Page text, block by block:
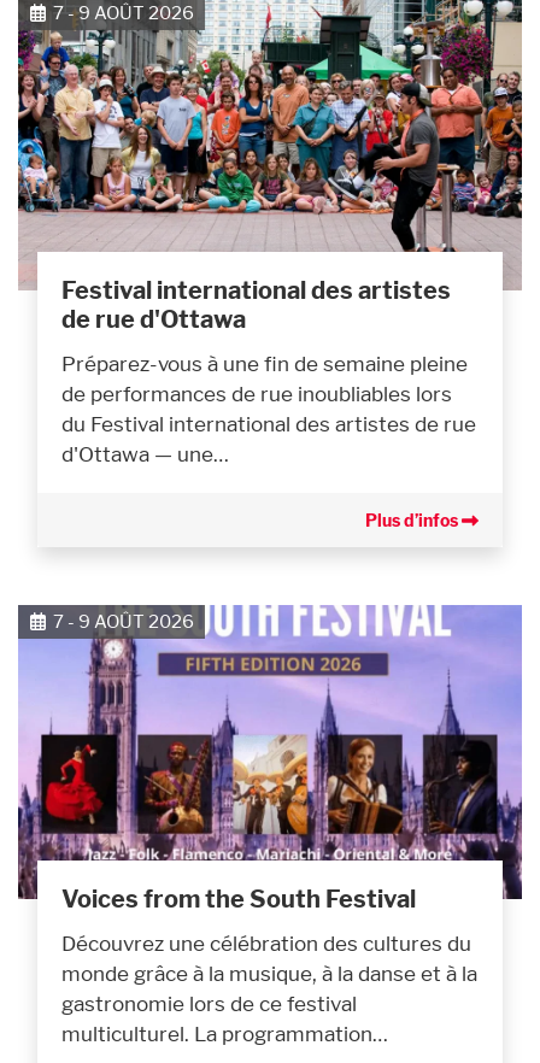
7 - 9 AOÛT 2026
Festival international des artistes
de rue d'Ottawa
Préparez-vous à une fin de semaine pleine
de performances de rue inoubliables lors
du Festival international des artistes de rue
d'Ottawa — une…
Plus d’infos
7 - 9 AOÛT 2026
Voices from the South Festival
Découvrez une célébration des cultures du
monde grâce à la musique, à la danse et à la
gastronomie lors de ce festival
multiculturel. La programmation…